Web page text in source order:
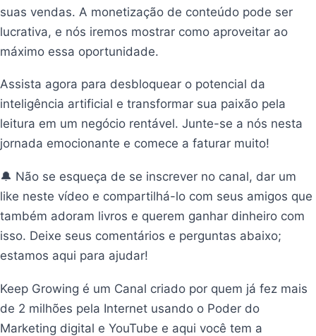
suas vendas. A monetização de conteúdo pode ser
lucrativa, e nós iremos mostrar como aproveitar ao
máximo essa oportunidade.
Assista agora para desbloquear o potencial da
inteligência artificial e transformar sua paixão pela
leitura em um negócio rentável. Junte-se a nós nesta
jornada emocionante e comece a faturar muito!
🔔 Não se esqueça de se inscrever no canal, dar um
like neste vídeo e compartilhá-lo com seus amigos que
também adoram livros e querem ganhar dinheiro com
isso. Deixe seus comentários e perguntas abaixo;
estamos aqui para ajudar!
Keep Growing é um Canal criado por quem já fez mais
de 2 milhões pela Internet usando o Poder do
Marketing digital e YouTube e aqui você tem a